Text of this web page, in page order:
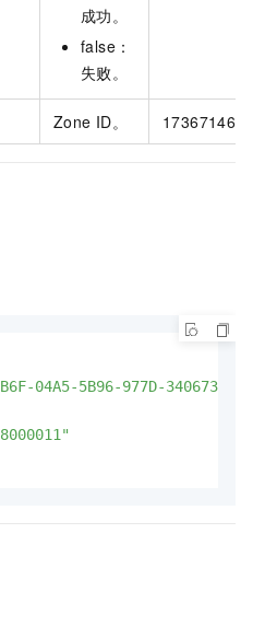
成功。
false：
失败。
Zone ID。
04A5-5B96-977D-